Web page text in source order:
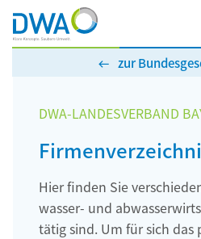
zur
DWA-LANDESVERBAND
Hier finden Sie
wasser- und
tätig sind. Um für sich das